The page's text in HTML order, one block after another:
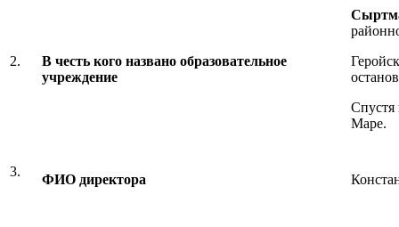
2.
В честь кого названо образовательное
учреждение
Спустя
Маре.
3.
ФИО директора